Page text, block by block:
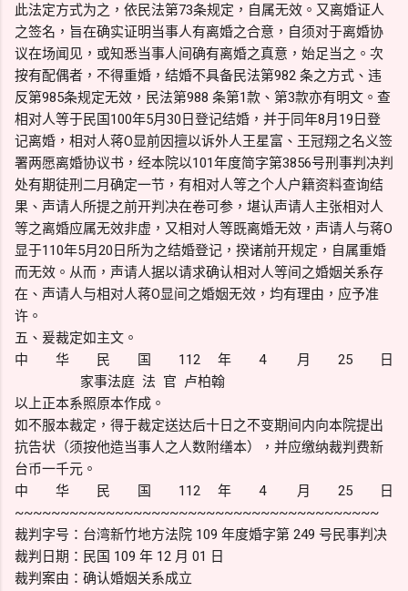
此法定方式为之，依民法第73条规定，自属无效。又离婚证人
之签名，旨在确实证明当事人有离婚之合意，自须对于离婚协
议在场闻见，或知悉当事人间确有离婚之真意，始足当之。次
按有配偶者，不得重婚，结婚不具备民法第982 条之方式、违
反第985条规定无效，民法第988 条第1款、第3款亦有明文。查
相对人等于民国100年5月30日登记结婚，并于同年8月19日登
记离婚，相对人蒋O显前因擅以诉外人王星富、王冠翔之名义签
署两愿离婚协议书，经本院以101年度简字第3856号刑事判决判
处有期徒刑二月确定一节，有相对人等之个人户籍资料查询结
果、声请人所提之前开判决在卷可参，堪认声请人主张相对人
等之离婚应属无效非虚，又相对人等既离婚无效，声请人与蒋O
显于110年5月20日所为之结婚登记，揆诸前开规定，自属重婚
而无效。从而，声请人据以请求确认相对人等间之婚姻关系存
在、声请人与相对人蒋O显间之婚姻无效，均有理由，应予准
许。
五、爰裁定如主文。
中 华 民 国 112 年 4 月 25 日
家事法庭 法 官 卢柏翰
以上正本系照原本作成。
如不服本裁定，得于裁定送达后十日之不变期间内向本院提出
抗告状（须按他造当事人之人数附缮本），并应缴纳裁判费新
台币一千元。
中 华 民 国 112 年 4 月 25 日
~~~~~~~~~~~~~~~~~~~~~~~~~~~~~~~~~~~~~~~~
裁判字号：台湾新竹地方法院 109 年度婚字第 249 号民事判决
裁判日期：民国 109 年 12 月 01 日
裁判案由：确认婚姻关系成立